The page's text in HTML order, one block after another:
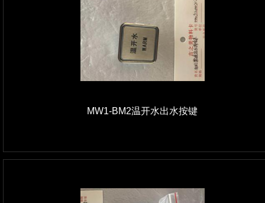
MW1-BM2温开水出水按键